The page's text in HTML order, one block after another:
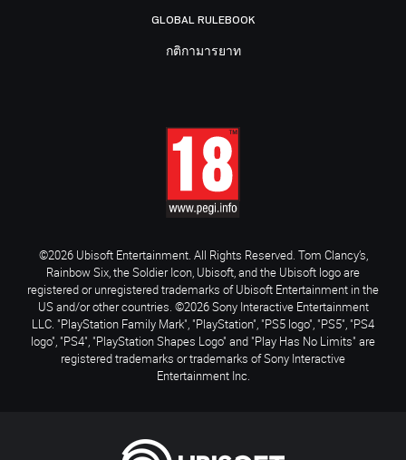
GLOBAL RULEBOOK
กติกามารยาท
©2026 Ubisoft Entertainment. All Rights Reserved. Tom Clancy’s,
Rainbow Six, the Soldier Icon, Ubisoft, and the Ubisoft logo are
registered or unregistered trademarks of Ubisoft Entertainment in the
US and/or other countries. ©2026 Sony Interactive Entertainment
LLC. "PlayStation Family Mark", "PlayStation", "PS5 logo", "PS5", "PS4
logo", "PS4", "PlayStation Shapes Logo" and "Play Has No Limits" are
registered trademarks or trademarks of Sony Interactive
Entertainment Inc.